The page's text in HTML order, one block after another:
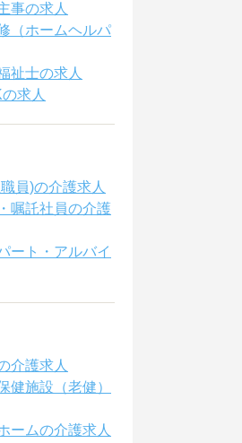
事の求人
（ホームヘルパ
祉士の求人
求人
員)の介護求人
嘱託社員の介護
ート・アルバイ
介護求人
健施設（老健）
ームの介護求人